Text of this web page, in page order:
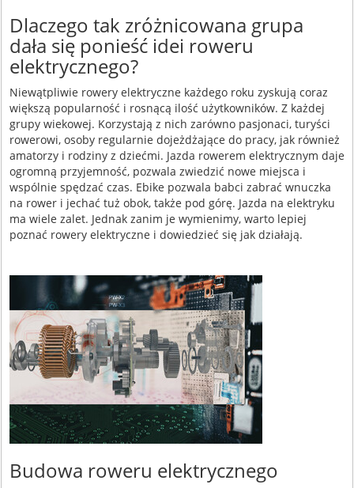
Dlaczego tak zróżnicowana grupa
dała się ponieść idei roweru
elektrycznego?
Niewątpliwie rowery elektryczne każdego roku zyskują coraz
większą popularność i rosnącą ilość użytkowników. Z każdej
grupy wiekowej. Korzystają z nich zarówno pasjonaci, turyści
rowerowi, osoby regularnie dojeżdżające do pracy, jak również
amatorzy i rodziny z dziećmi. Jazda rowerem elektrycznym daje
ogromną przyjemność, pozwala zwiedzić nowe miejsca i
wspólnie spędzać czas. Ebike pozwala babci zabrać wnuczka
na rower i jechać tuż obok, także pod górę. Jazda na elektryku
ma wiele zalet. Jednak zanim je wymienimy, warto lepiej
poznać rowery elektryczne i dowiedzieć się jak działają.
Budowa roweru elektrycznego